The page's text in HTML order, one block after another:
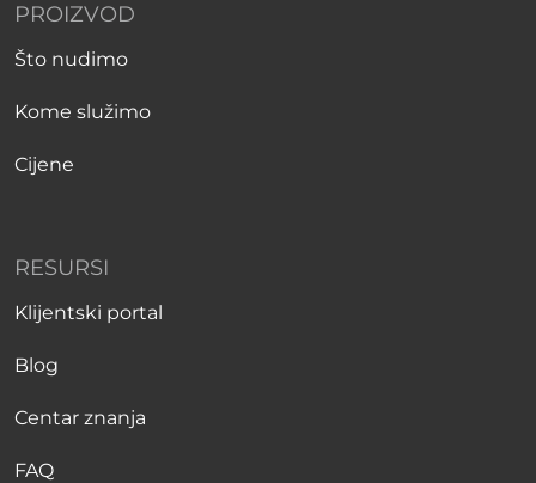
PROIZVOD
Što nudimo
Kome služimo
Cijene
RESURSI
Klijentski portal
Blog
Centar znanja
FAQ